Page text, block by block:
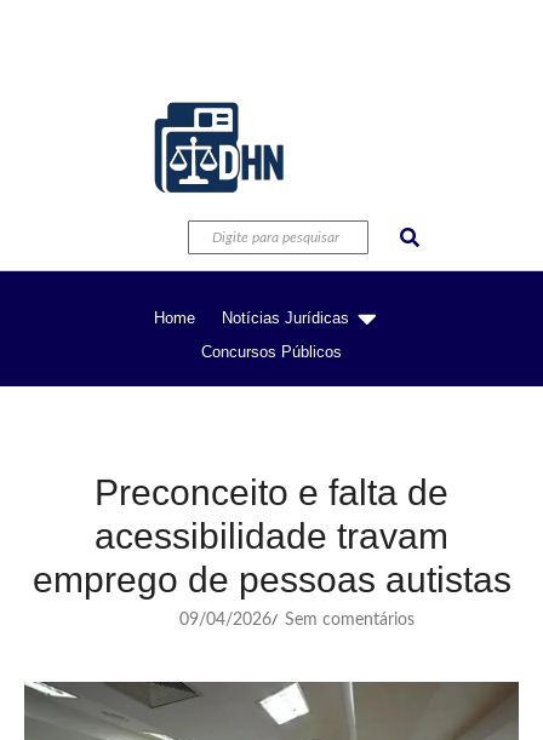
Home
Notícias Jurídicas
Concursos Públicos
Preconceito e falta de
acessibilidade travam
emprego de pessoas autistas
09/04/2026/ Sem comentários